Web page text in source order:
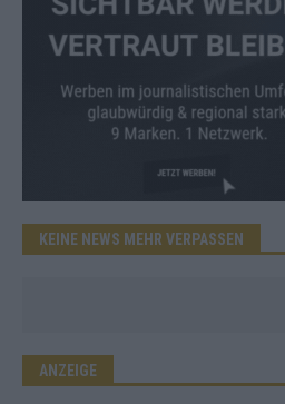
KEINE NEWS MEHR VERPASSEN
ANZEIGE